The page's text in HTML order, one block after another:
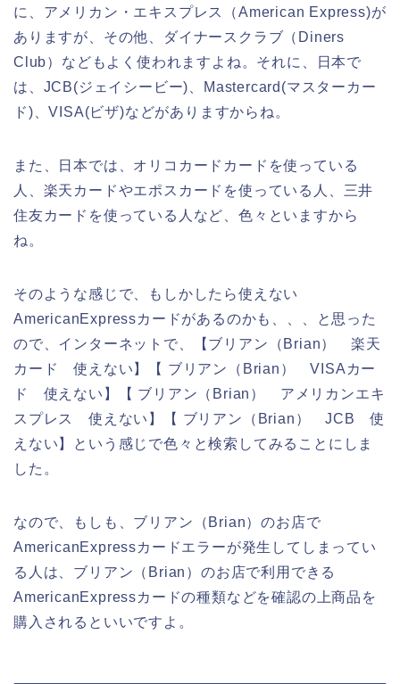
に、アメリカン・エキスプレス（American Express)が
ありますが、その他、ダイナースクラブ（Diners
Club）などもよく使われますよね。それに、日本で
は、JCB(ジェイシービー)、Mastercard(マスターカー
ド)、VISA(ビザ)などがありますからね。
また、日本では、オリコカードカードを使っている
人、楽天カードやエポスカードを使っている人、三井
住友カードを使っている人など、色々といますから
ね。
そのような感じで、もしかしたら使えない
AmericanExpressカードがあるのかも、、、と思った
ので、インターネットで、【ブリアン（Brian） 楽天
カード 使えない】【 ブリアン（Brian） VISAカー
ド 使えない】【 ブリアン（Brian） アメリカンエキ
スプレス 使えない】【 ブリアン（Brian） JCB 使
えない】という感じで色々と検索してみることにしま
した。
なので、もしも、ブリアン（Brian）のお店で
AmericanExpressカードエラーが発生してしまってい
る人は、ブリアン（Brian）のお店で利用できる
AmericanExpressカードの種類などを確認の上商品を
購入されるといいですよ。